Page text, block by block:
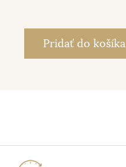
Pridať do košíka